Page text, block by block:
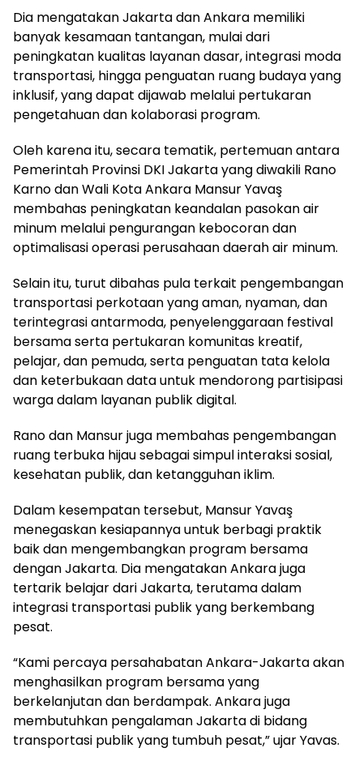
Dia mengatakan Jakarta dan Ankara memiliki
banyak kesamaan tantangan, mulai dari
peningkatan kualitas layanan dasar, integrasi moda
transportasi, hingga penguatan ruang budaya yang
inklusif, yang dapat dijawab melalui pertukaran
pengetahuan dan kolaborasi program.
Oleh karena itu, secara tematik, pertemuan antara
Pemerintah Provinsi DKI Jakarta yang diwakili Rano
Karno dan Wali Kota Ankara Mansur Yavaş
membahas peningkatan keandalan pasokan air
minum melalui pengurangan kebocoran dan
optimalisasi operasi perusahaan daerah air minum.
Selain itu, turut dibahas pula terkait pengembangan
transportasi perkotaan yang aman, nyaman, dan
terintegrasi antarmoda, penyelenggaraan festival
bersama serta pertukaran komunitas kreatif,
pelajar, dan pemuda, serta penguatan tata kelola
dan keterbukaan data untuk mendorong partisipasi
warga dalam layanan publik digital.
Rano dan Mansur juga membahas pengembangan
ruang terbuka hijau sebagai simpul interaksi sosial,
kesehatan publik, dan ketangguhan iklim.
Dalam kesempatan tersebut, Mansur Yavaş
menegaskan kesiapannya untuk berbagi praktik
baik dan mengembangkan program bersama
dengan Jakarta. Dia mengatakan Ankara juga
tertarik belajar dari Jakarta, terutama dalam
integrasi transportasi publik yang berkembang
pesat.
“Kami percaya persahabatan Ankara-Jakarta akan
menghasilkan program bersama yang
berkelanjutan dan berdampak. Ankara juga
membutuhkan pengalaman Jakarta di bidang
transportasi publik yang tumbuh pesat,” ujar Yavas.